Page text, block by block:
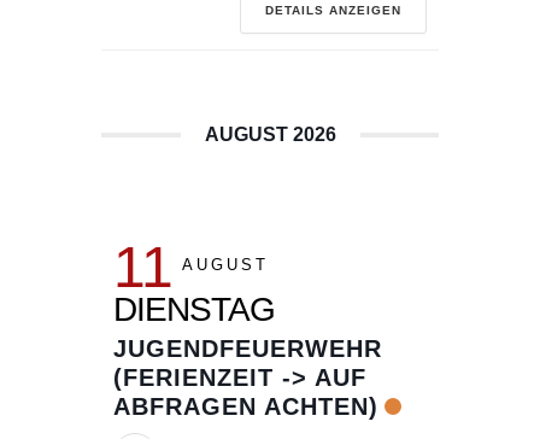
DETAILS ANZEIGEN
AUGUST 2026
11 AUGUST
DIENSTAG
JUGENDFEUERWEHR
(FERIENZEIT -> AUF
ABFRAGEN ACHTEN)